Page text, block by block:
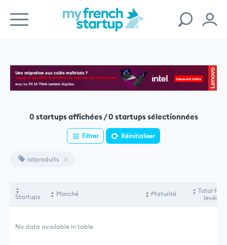
0 startups affichées / 0 startups sélectionnées
Filtrer Réinitialiser
iotproduits
Startups Marché Maturité
Total
levés
No data available in table